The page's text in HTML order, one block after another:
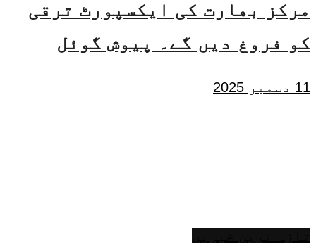
مرکز بھارت کی ایکسپورٹ ترقی
کو فروغ دیں گے۔ پیوش گوئل
11 دسمبر 2025